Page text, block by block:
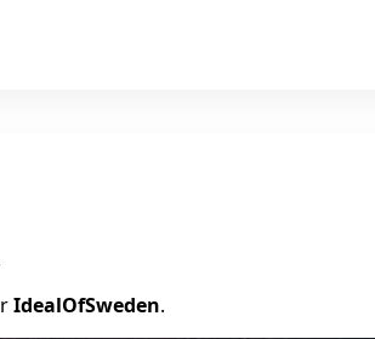
IdealOfSweden.